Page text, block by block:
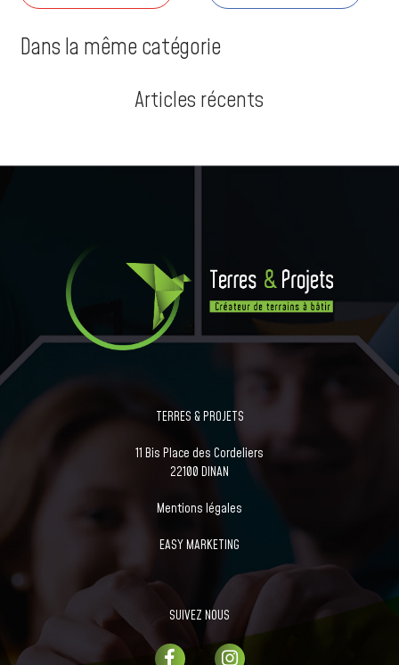
Dans la même catégorie
Articles récents
TERRES & PROJETS
11 Bis Place des Cordeliers
22100 DINAN
Mentions légales
EASY MARKETING
SUIVEZ NOUS